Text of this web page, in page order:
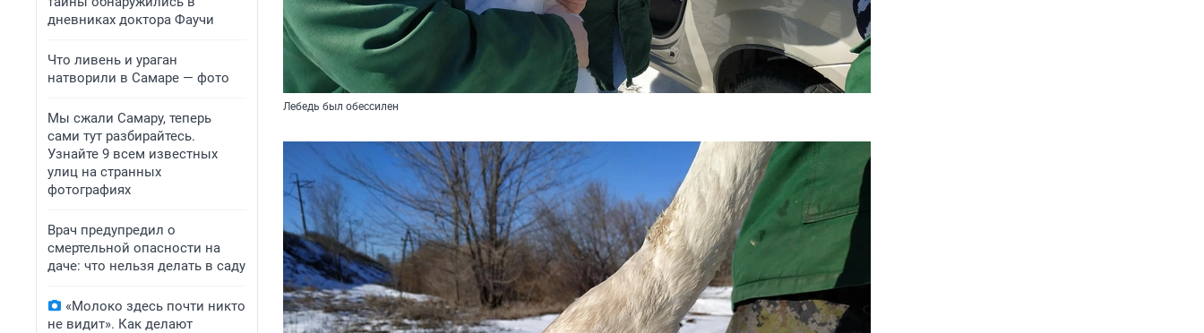
дневниках доктора Фаучи
Что ливень и ураган
натворили в Самаре — фото
Мы сжали Самару, теперь
сами тут разбирайтесь.
Узнайте 9 всем известных
улиц на странных
фотографиях
Врач предупредил о
смертельной опасности на
даче: что нельзя делать в саду
«Молоко здесь почти никто
не видит». Как делают
Лебедь был обессилен